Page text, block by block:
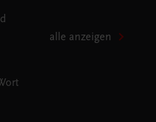
alle anzeigen